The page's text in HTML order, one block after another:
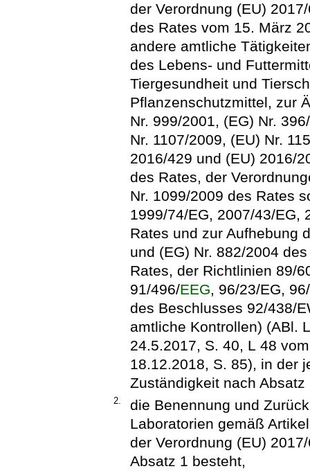
der Verordnung (EU)
des Rates vom 15. März
andere amtliche
des Lebens- und
Tiergesundheit und
Pflanzenschutzmittel, zur
Nr. 999/2001, (EG) Nr.
Nr. 1107/2009, (EU) Nr.
2016/429 und (EU) 2016/
des Rates, der
Nr. 1099/2009 des Rates
1999/74/EG, 2007/43/EG,
Rates und zur Aufhebung
und (EG) Nr. 882/2004
Rates, der Richtlinien 89/
91/496/EEG, 96/23/EG,
des Beschlusses 92/438/
amtliche Kontrollen) (ABl.
24.5.2017, S. 40, L 48
18.12.2018, S. 85), in der
Zuständigkeit nach Absatz
2.
die Benennung und
Laboratorien gemäß
der Verordnung (EU)
Absatz 1 besteht,